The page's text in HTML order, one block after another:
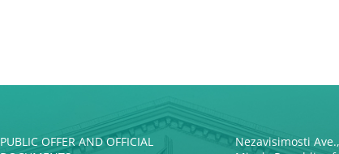
PUBLIC OFFER AND OFFICIAL
Nezavisimosti